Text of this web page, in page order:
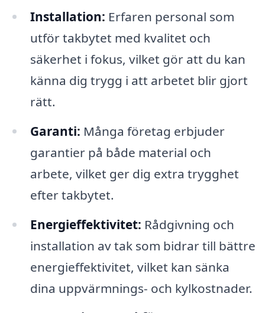
Installation: Erfaren personal som
utför takbytet med kvalitet och
säkerhet i fokus, vilket gör att du kan
känna dig trygg i att arbetet blir gjort
rätt.
Garanti: Många företag erbjuder
garantier på både material och
arbete, vilket ger dig extra trygghet
efter takbytet.
Energieffektivitet: Rådgivning och
installation av tak som bidrar till bättre
energieffektivitet, vilket kan sänka
dina uppvärmnings- och kylkostnader.